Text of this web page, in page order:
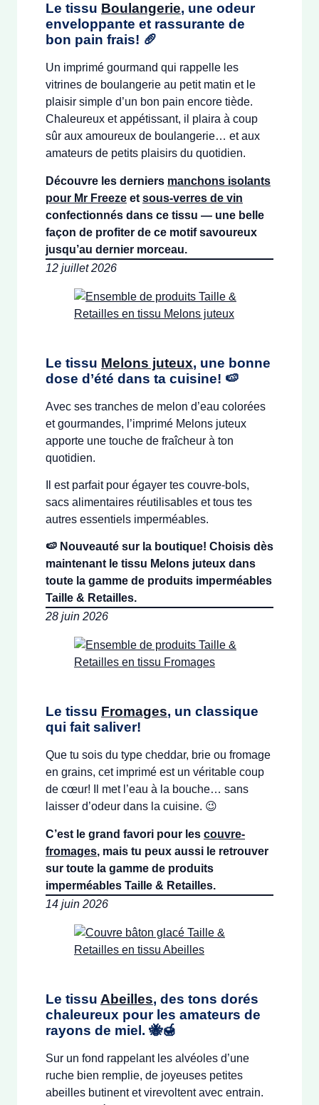
Le tissu Boulangerie, une odeur
enveloppante et rassurante de
bon pain frais! 🥖
Un imprimé gourmand qui rappelle les
vitrines de boulangerie au petit matin et le
plaisir simple d’un bon pain encore tiède.
Chaleureux et appétissant, il plaira à coup
sûr aux amoureux de boulangerie… et aux
amateurs de petits plaisirs du quotidien.
Découvre les derniers manchons isolants
pour Mr Freeze et sous-verres de vin
confectionnés dans ce tissu — une belle
façon de profiter de ce motif savoureux
jusqu’au dernier morceau.
12 juillet 2026
Le tissu Melons juteux, une bonne
dose d’été dans ta cuisine! 🍉
Avec ses tranches de melon d’eau colorées
et gourmandes, l’imprimé Melons juteux
apporte une touche de fraîcheur à ton
quotidien.
Il est parfait pour égayer tes couvre-bols,
sacs alimentaires réutilisables et tous tes
autres essentiels imperméables.
🍉 Nouveauté sur la boutique! Choisis dès
maintenant le tissu Melons juteux dans
toute la gamme de produits imperméables
Taille & Retailles.
28 juin 2026
Le tissu Fromages, un classique
qui fait saliver!
Que tu sois du type cheddar, brie ou fromage
en grains, cet imprimé est un véritable coup
de cœur! Il met l’eau à la bouche… sans
laisser d’odeur dans la cuisine. 😉
C’est le grand favori pour les couvre-
fromages, mais tu peux aussi le retrouver
sur toute la gamme de produits
imperméables Taille & Retailles.
14 juin 2026
Le tissu Abeilles, des tons dorés
chaleureux pour les amateurs de
rayons de miel. 🐝🍯
Sur un fond rappelant les alvéoles d’une
ruche bien remplie, de joyeuses petites
abeilles butinent et virevoltent avec entrain.